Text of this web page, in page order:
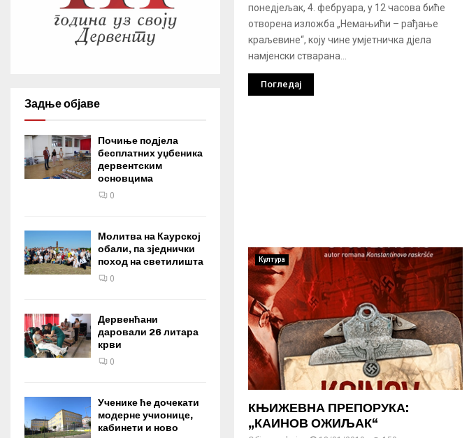
понедјељак, 4. фебруара, у 12 часова биће
отворена изложба „Немањићи – рађање
краљевине“, коју чине умјетничка дјела
намјенски стварана...
Погледај
Култура
КЊИЖЕВНА ПРЕПОРУКА:
„КАИНОВ ОЖИЉАК“
Задње објаве
Почиње подјела
бесплатних уџбеника
дервентским
основцима
0
Молитва на Каурској
обали, па зједнички
поход на светилишта
0
Дервенћани
даровали 26 литара
крви
0
Ученике ће дочекати
модерне учионице,
кабинети и ново